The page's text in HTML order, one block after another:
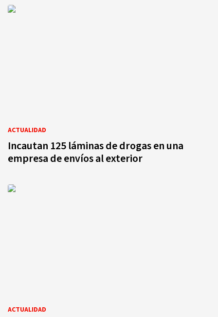
ACTUALIDAD
Incautan 125 láminas de drogas en una
empresa de envíos al exterior
ACTUALIDAD